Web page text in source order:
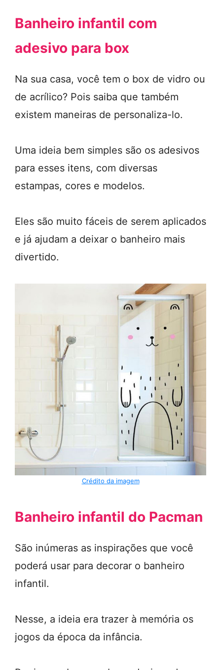
Banheiro infantil com
adesivo para box
Na sua casa, você tem o box de vidro ou
de acrílico? Pois saiba que também
existem maneiras de personaliza-lo.
Uma ideia bem simples são os adesivos
para esses itens, com diversas
estampas, cores e modelos.
Eles são muito fáceis de serem aplicados
e já ajudam a deixar o banheiro mais
divertido.
Crédito da imagem
Banheiro infantil do Pacman
São inúmeras as inspirações que você
poderá usar para decorar o banheiro
infantil.
Nesse, a ideia era trazer à memória os
jogos da época da infância.